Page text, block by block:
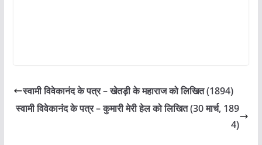
स्वामी विवेकानंद के पत्र – खेतड़ी के महाराज को लिखित (1894)
स्वामी विवेकानंद के पत्र – कुमारी मेरी हेल को लिखित (30 मार्च, 189
4)